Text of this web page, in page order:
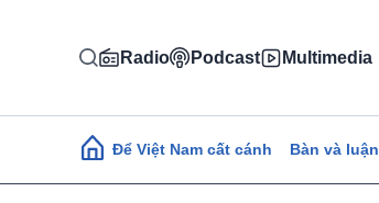
Radio Podcast Multimedia
Main navigation
Để Việt Nam cất cánh Bàn và luận